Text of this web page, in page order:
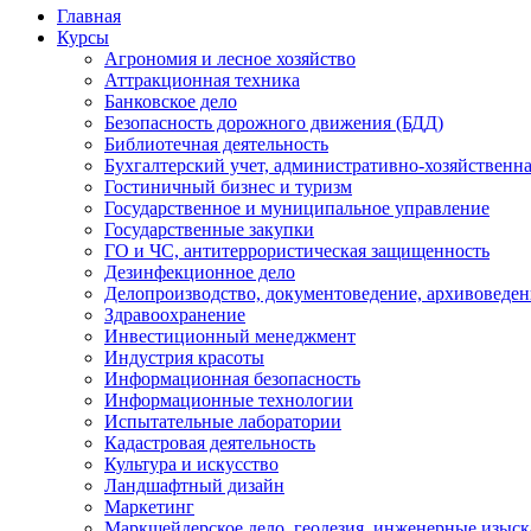
Главная
Курсы
Агрономия и лесное хозяйство
Аттракционная техника
Банковское дело
Безопасность дорожного движения (БДД)
Библиотечная деятельность
Бухгалтерский учет, административно-
Гостиничный бизнес и туризм
Государственное и муниципальное управление
Государственные закупки
ГО и ЧС, антитеррористическая защищенность
Дезинфекционное дело
Делопроизводство, документоведение,
Здравоохранение
Инвестиционный менеджмент
Индустрия красоты
Информационная безопасность
Информационные технологии
Испытательные лаборатории
Кадастровая деятельность
Культура и искусство
Ландшафтный дизайн
Маркетинг